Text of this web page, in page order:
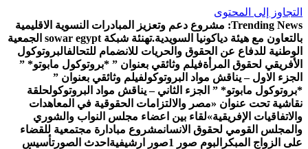
إلى المحتوى
Trending مشروع دعم وتعزيز المبادرات النسوية الاقليمية
مع هيئة دياكونيا السويدية.
تهنئة شبكة sowar egypt الجمعية
للدفاع عن الحقوق والحريات للانضمام للتحالفالبروتوكول
لحقوق المرأة فيلم وثائقي بعنوان ” *بروتوكول مابوتو* ”
الاول – يناقش مواد البروتوكولفيلم وثائقي بعنوان ”
مابوتو* ” الجزء الثاني – يناقش مواد البروتوكولحلقة
تحت عنوان «مصر والالتزامات الحقوقية في المعاهدات
الإفريقية»لقاء بين اعضاء مجلس النواب والشوري
القومي لحقوق الانسانمشروع مبادارة مجتمعية للقضاء
الزواج المبكرالبوم صور 1 صور ارشيفيةاحدث الصورتأسيس